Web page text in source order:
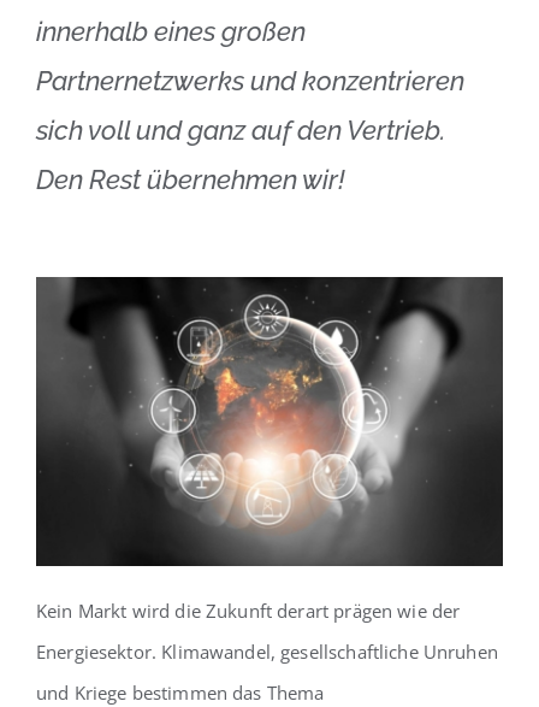
innerhalb eines großen
Partnernetzwerks und konzentrieren
sich voll und ganz auf den Vertrieb.
Den Rest übernehmen wir!
Kein Markt wird die Zukunft derart prägen wie der
Energiesektor. Klimawandel, gesellschaftliche Unruhen
und Kriege bestimmen das Thema